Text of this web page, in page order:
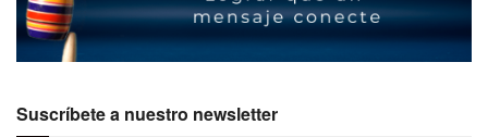
Suscríbete a nuestro newsletter